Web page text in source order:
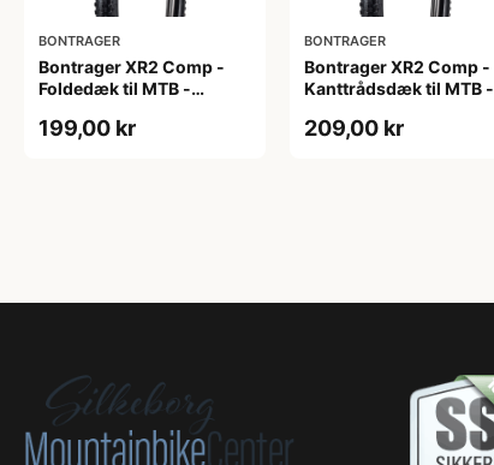
BONTRAGER
Bontrager XR2 Comp -
Foldedæk til MTB -
199,00 kr
BONTRAGER
Bontrager XR2 Comp -
Kanttrådsdæk til MTB -
209,00 kr